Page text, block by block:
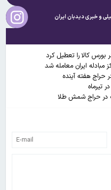
و خبریدیدبان ایران
بورس کالا را تعطیل کرد
هفته آینده
در حراج شمش طلا